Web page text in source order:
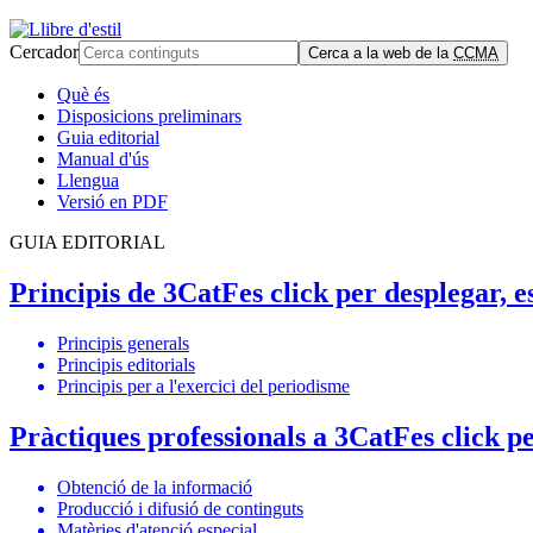
Cercador Cerca a la web de la CCMA
Què és
Disposicions preliminars
Guia editorial
Manual d'ús
Llengua
Versió en PDF
GUIA EDITORIAL
Principis de 3CatFes click per desplegar,
Principis generals
Principis editorials
Principis per a l'exercici del periodisme
Pràctiques professionals a 3CatFes click
Obtenció de la informació
Producció i difusió de continguts